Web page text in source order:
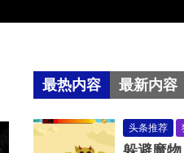
最热内容 最新内容
头条推荐